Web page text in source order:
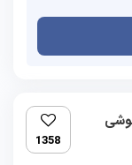
1358